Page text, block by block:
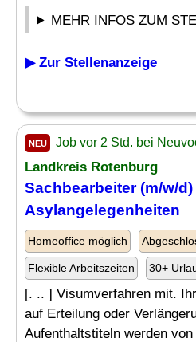
MEHR INFOS ZUM
▶ Zur Stellenanzeige
NEU Job vor 2 Std. bei
Landkreis Rotenburg
Sachbearbeiter (m/w/
Asylangelegenheiten
Homeoffice möglich
Flexible Arbeitszeiten 30+
[. .. ] Visumverfahren mit.
auf Erteilung oder
Aufenthaltstiteln werden